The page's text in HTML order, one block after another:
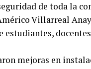
de toda la
Villarreal
mejoras en